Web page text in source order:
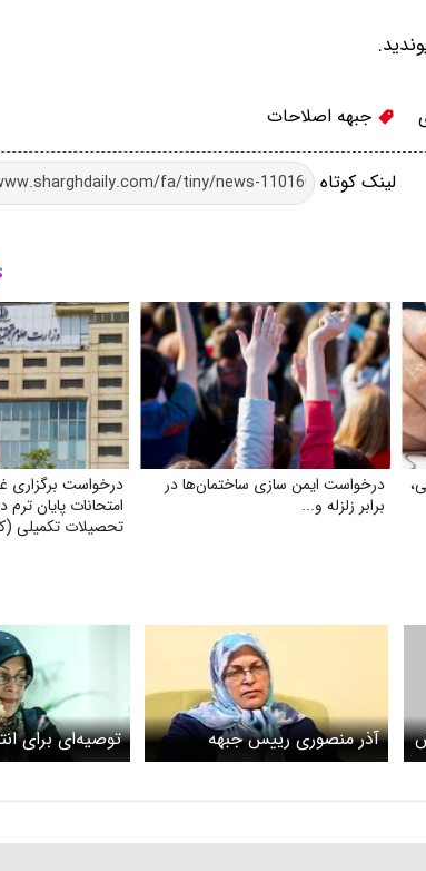
جبهه اصلاحات
لینک کوتاه
درخواست ایمن‌ سازی ساختمان‌ها در
برابر زلزله و...
درخواست برگزاری
امتحانات پایان
تحصیلات تکمیلی
آذر منصوری رییس جبهه
اصلاحات بازداشت شد
توصیه‌ای برای
اصلاح طلبان در